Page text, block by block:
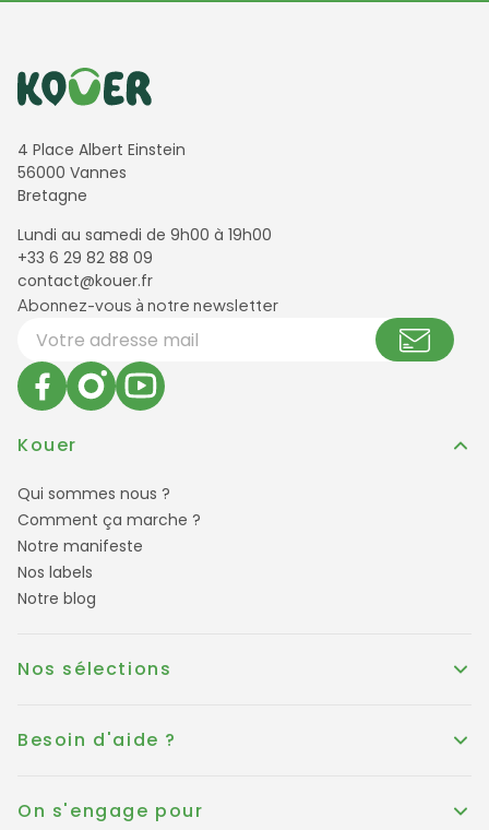
Informations de contact
4 Place Albert Einstein
56000 Vannes
Bretagne
Lundi au samedi de 9h00 à 19h00
+33 6 29 82 88 09
contact@kouer.fr
Newsletter et réseaux sociaux
Abonnez-vous à notre newsletter
Votre adresse email
Kouer
Qui sommes nous ?
Comment ça marche ?
Notre manifeste
Nos labels
Notre blog
Nos sélections
Besoin d'aide ?
On s'engage pour